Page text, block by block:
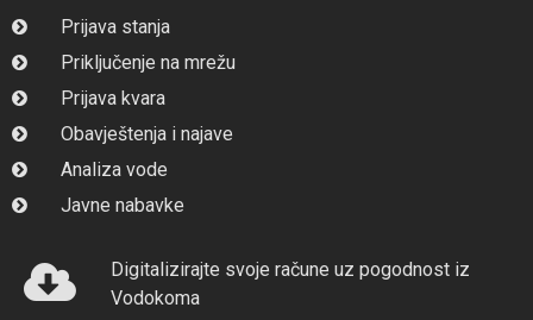
Prijava stanja
Priključenje na mrežu
Prijava kvara
Obavještenja i najave
Analiza vode
Javne nabavke
Digitalizirajte svoje račune uz pogodnost iz
Vodokoma